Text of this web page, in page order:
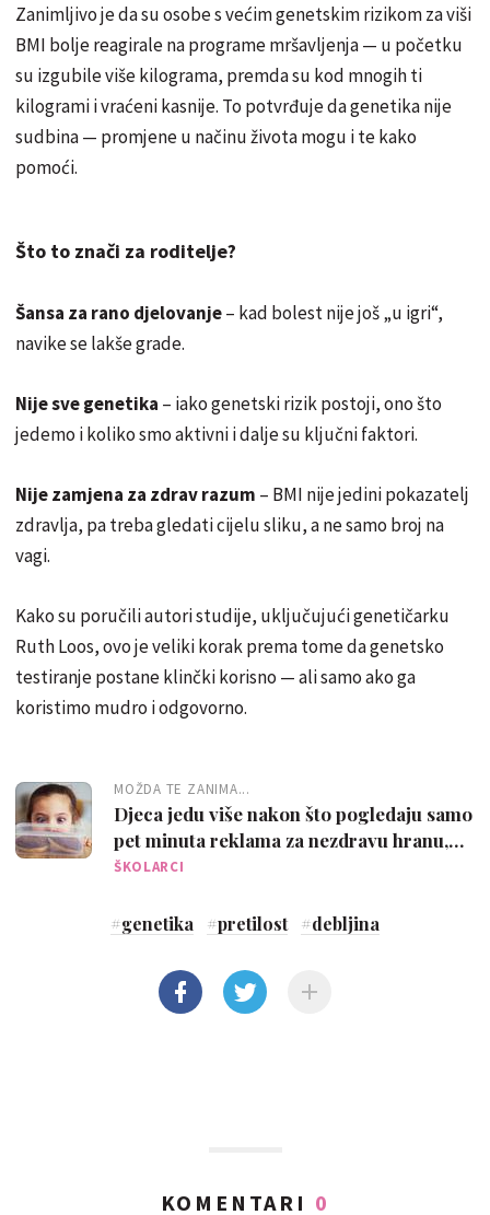
Zanimljivo je da su osobe s većim genetskim rizikom za viši
BMI bolje reagirale na programe mršavljenja — u početku
su izgubile više kilograma, premda su kod mnogih ti
kilogrami i vraćeni kasnije. To potvrđuje da genetika nije
sudbina — promjene u načinu života mogu i te kako
pomoći.
Što to znači za roditelje?
Šansa za rano djelovanje– kad bolest nije još „u igri“,
navike se lakše grade.
Nije sve genetika – iako genetski rizik postoji, ono što
jedemo i koliko smo aktivni i dalje su ključni faktori.
Nije zamjena za zdrav razum – BMI nije jedini pokazatelj
zdravlja, pa treba gledati cijelu sliku, a ne samo broj na
vagi.
Kako su poručili autori studije, uključujući genetičarku
Ruth Loos, ovo je veliki korak prema tome da genetsko
testiranje postane klinčki korisno — ali samo ako ga
koristimo mudro i odgovorno.
MOŽDA TE ZANIMA...
Djeca jedu više nakon što pogledaju samo
pet minuta reklama za nezdravu hranu,
pokazalo je istraživanje
ŠKOLARCI
#genetika #pretilost #debljina
KOMENTARI 0